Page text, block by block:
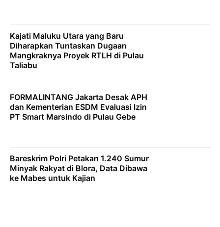
Kajati Maluku Utara yang Baru
Diharapkan Tuntaskan Dugaan
Mangkraknya Proyek RTLH di Pulau
Taliabu
FORMALINTANG Jakarta Desak APH
dan Kementerian ESDM Evaluasi Izin
PT Smart Marsindo di Pulau Gebe
Bareskrim Polri Petakan 1.240 Sumur
Minyak Rakyat di Blora, Data Dibawa
ke Mabes untuk Kajian